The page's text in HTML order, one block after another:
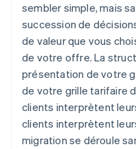
sembler simple, mais
succession de
de valeur que vous
de votre offre. La
présentation de votre
de votre grille tarifaire
clients interprètent
clients interprètent
migration se déroule